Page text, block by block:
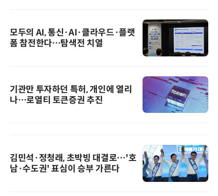
모두의 AI, 통신·AI·클라우드·플랫
폼 참전한다…탐색전 치열
기관만 투자하던 특허, 개인에 열리
나…로열티 토큰증권 추진
김민석·정청래, 초박빙 대결로…'호
남·수도권' 표심이 승부 가른다